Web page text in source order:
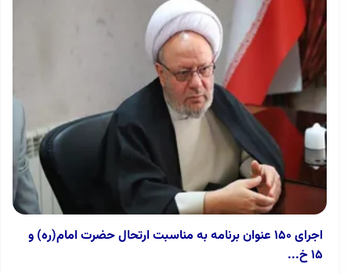
اجرای ۱۵۰ عنوان برنامه به مناسبت ارتحال حضرت امام(ره) و
۱۵ خ...